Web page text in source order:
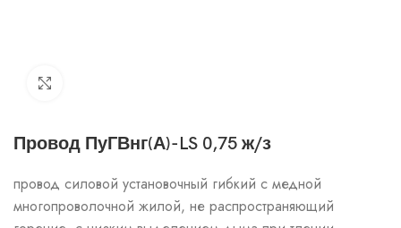
Провод ПуГВнг(А)-LS 0,75 ж/з
провод силовой установочный гибкий с медной
многопроволочной жилой, не распространяющий